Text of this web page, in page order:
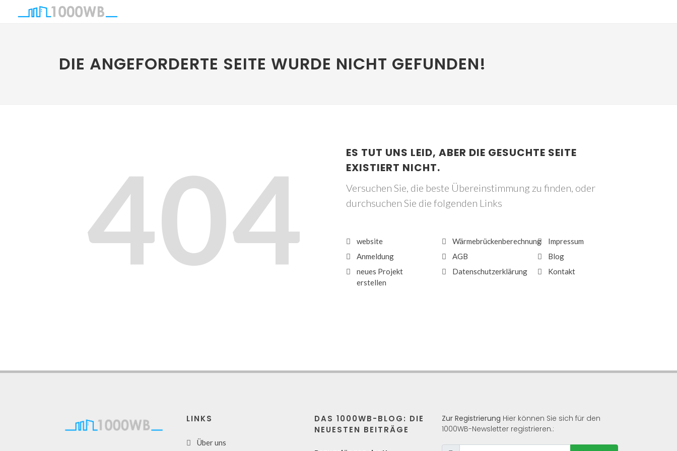
DIE ANGEFORDERTE SEITE WURDE NICHT GEFUNDEN!
404
ES TUT UNS LEID, ABER DIE GESUCHTE SEITE
EXISTIERT NICHT.
Versuchen Sie, die beste Übereinstimmung zu finden, oder
durchsuchen Sie die folgenden Links
website
Anmeldung
neues Projekt
erstellen
Wärmebrückenberechnung
AGB
Datenschutzerklärung
Impressum
Blog
Kontakt
LINKS
Über uns
DAS 1000WB-BLOG: DIE
NEUESTEN BEITRÄGE
Zur Registrierung Hier können Sie sich für den
1000WB-Newsletter registrieren.: